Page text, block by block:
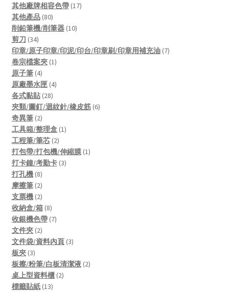
products
其他廠牌相容色帶 1717
其他產品 8080
products
削鉛筆機/削筆器 1010
剪刀 3434
products
印章/原子印章/印泥/印台/印章刷/印章用補充油 77
卷宗檔案夾 11
原子筆 44
products
原廠墨水匣 44
各式黏貼 2828
products
夾類/圖釘/迴紋針/橡皮筋 66
奇異筆 22
products
工具箱/整理盒 11
工程筆/筆芯 22
products
打包帶/打包機/伸縮膜 11
打卡鐘/考勤卡 33
打孔機 88
products
摩擦筆 22
products
支票機 22
products
收納盒/箱 88
products
收銀機色帶 77
文件夾 22
products
文件袋/資料內頁 33
板夾 33
products
板擦/粉筆/白板清潔液 22
桌上型資料櫃 22
標籤貼紙 1313